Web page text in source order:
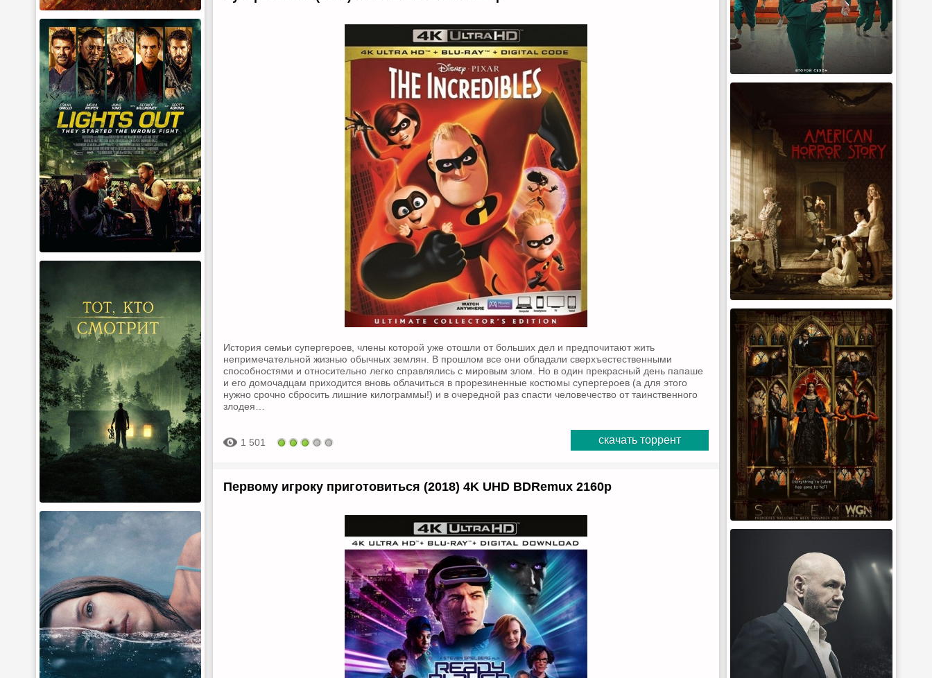
История семьи супергероев, члены которой уже отошли от больших дел и предпочитают жить
непримечательной жизнью обычных землян. В прошлом все они обладали сверхъестественными
способностями и относительно легко справлялись с мировым злом. Но в один прекрасный день папаше
и его домочадцам приходится вновь облачиться в прорезиненные костюмы супергероев (а для этого
нужно срочно сбросить лишние килограммы!) и в очередной раз спасти человечество от таинственного
злодея…
1 501 скачать торрент
Первому игроку приготовиться (2018) 4K UHD BDRemux 2160p